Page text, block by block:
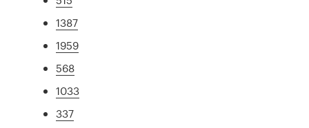
1387
1959
568
1033
337